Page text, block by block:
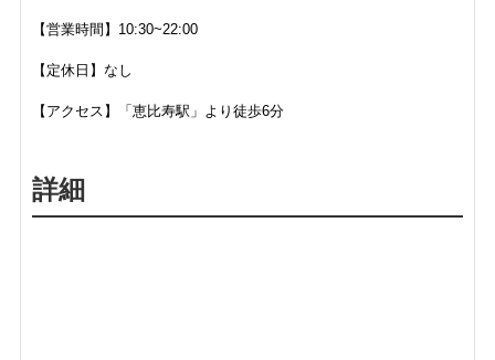
【営業時間】10:30~22:00
【定休日】なし
【アクセス】「恵比寿駅」より徒歩6分
詳細